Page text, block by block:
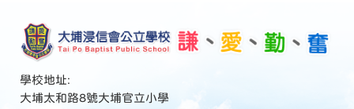
學校地址:
大埔太和路8號大埔官立小學